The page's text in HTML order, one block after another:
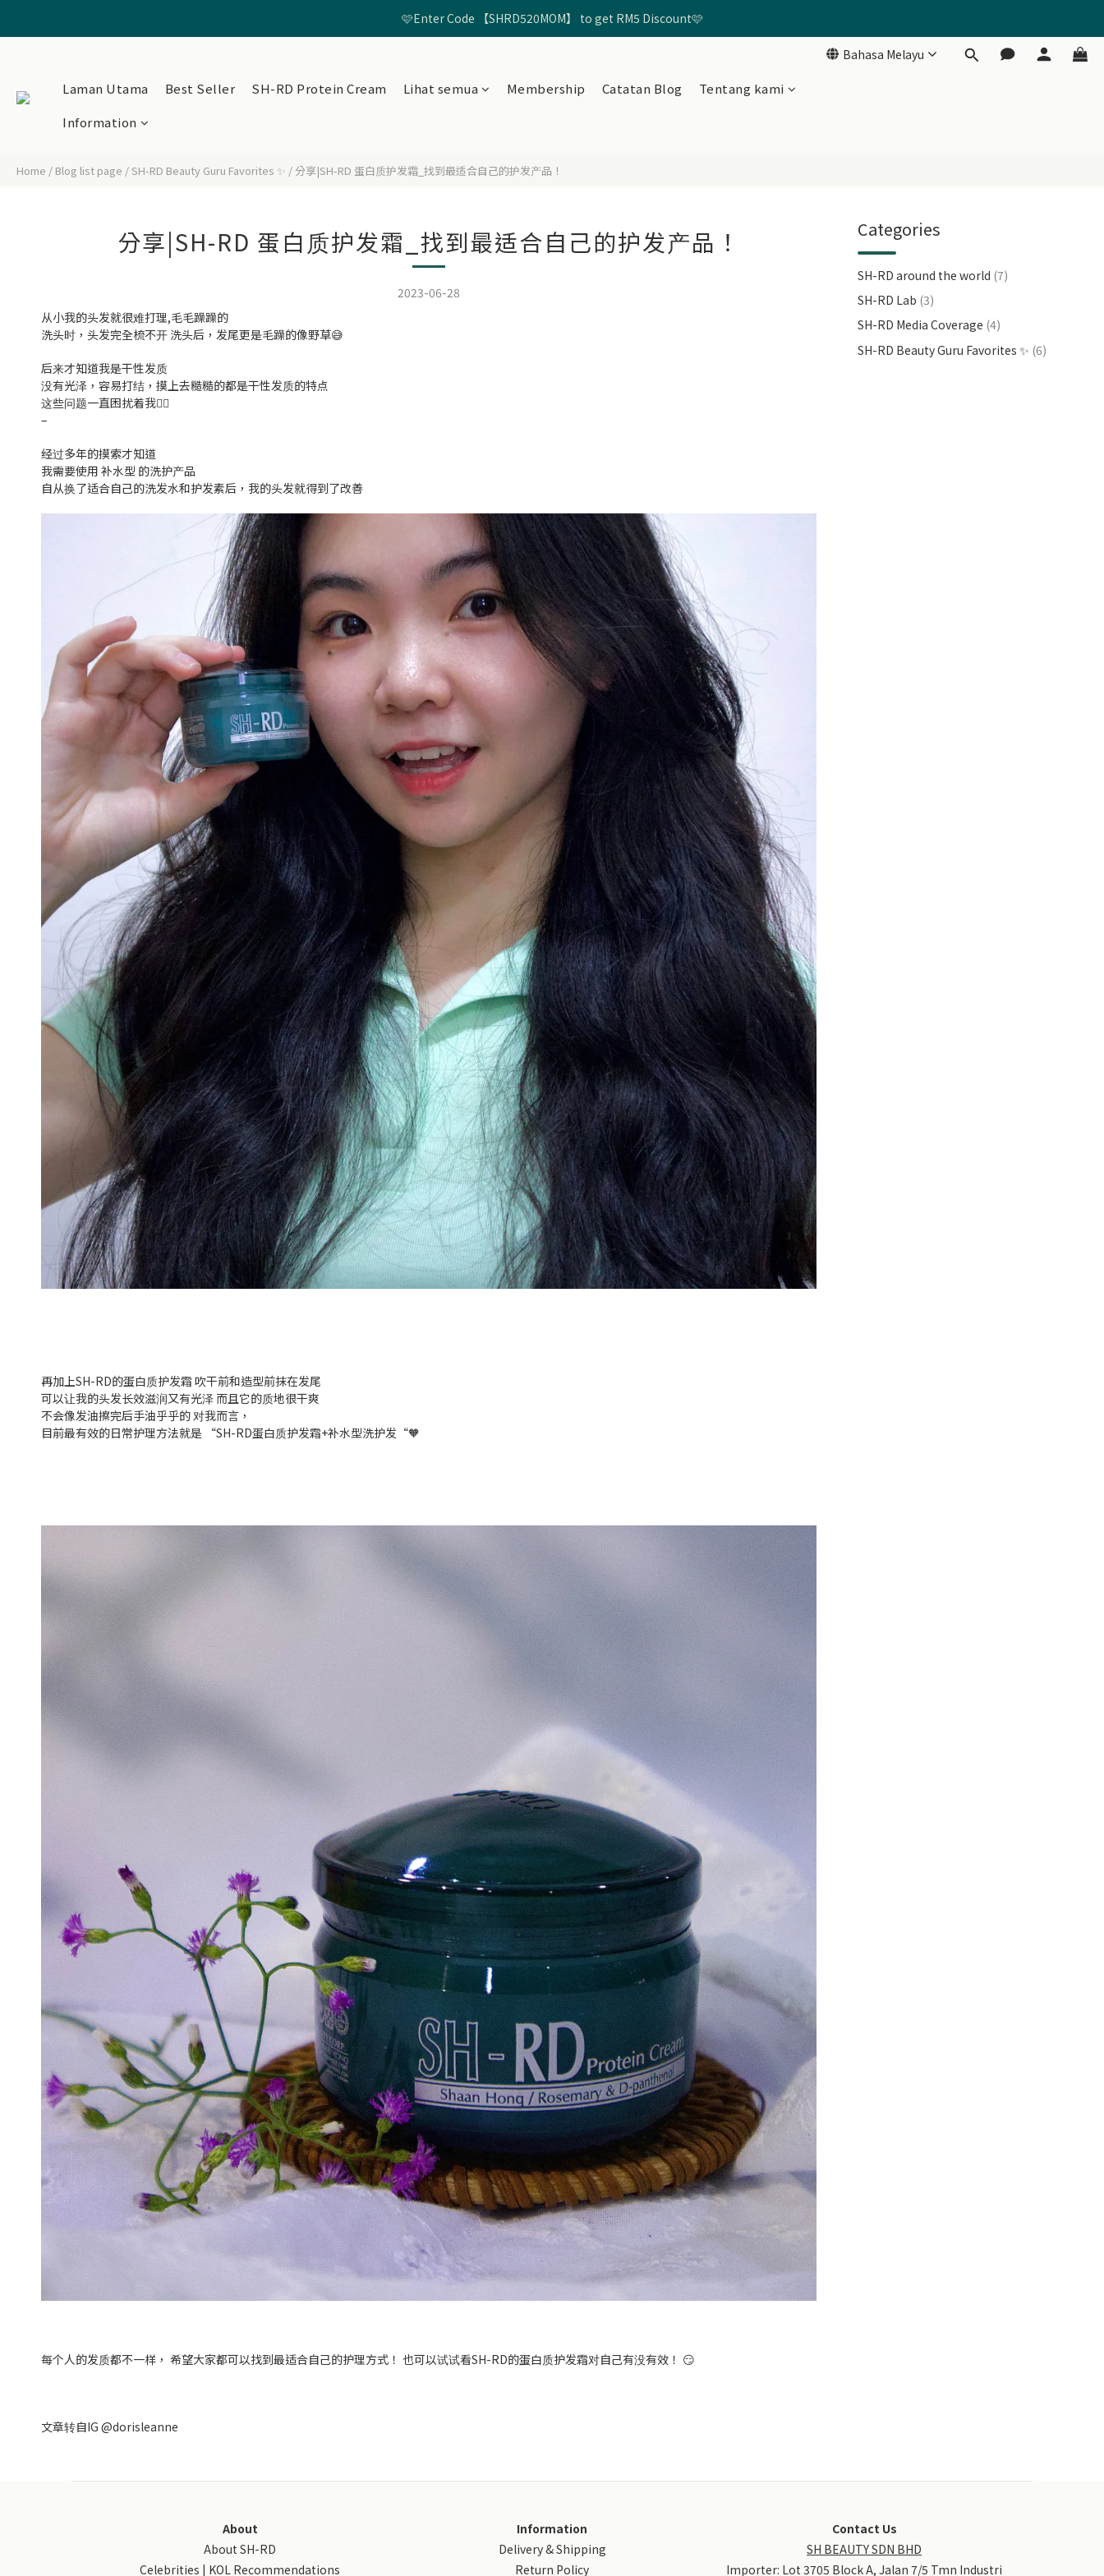
🩷Enter Code 【SHRD520MOM】 to get RM5 Discount🩷
Free Shippping untuk Semua Pesanan Melebihi RM99*🚢
Bahasa Melayu
Laman Utama Best Seller SH-RD Protein Cream Lihat semua Membership Catatan Blog
Tentang kami
Information
Home / Blog list page /SH-RD Beauty Guru Favorites ✨ / 分享|SH-RD 蛋白质护发霜_找到最适合自己的护发产品！
分享|SH-RD 蛋白质护发霜_找到最适合自己的护发产品！
2023-06-28
从小我的头发就很难打理,毛毛躁躁的
洗头时，头发完全梳不开 洗头后，发尾更是毛躁的像野草😅
后来才知道我是干性发质
没有光泽，容易打结，摸上去糙糙的都是干性发质的特点
这些问题一直困扰着我😵‍💫
–
经过多年的摸索才知道
我需要使用 补水型 的洗护产品
自从换了适合自己的洗发水和护发素后，我的头发就得到了改善
再加上SH-RD的蛋白质护发霜 吹干前和造型前抹在发尾
可以让我的头发长效滋润又有光泽 而且它的质地很干爽
不会像发油擦完后手油乎乎的 对我而言，
目前最有效的日常护理方法就是 “SH-RD蛋白质护发霜+补水型洗护发“🧡
每个人的发质都不一样， 希望大家都可以找到最适合自己的护理方式！ 也可以试试看SH-RD的蛋白质护发霜对自己有没有效！ 😏
文章转自IG @dorisleanne
Categories
SH-RD around the world (7)
SH-RD Lab (3)
SH-RD Media Coverage (4)
SH-RD Beauty Guru Favorites ✨ (6)
About
About SH-RD
Celebrities | KOL Recommendations
Information
Delivery & Shipping
Return Policy
Contact Us
SH BEAUTY SDN BHD
Importer: Lot 3705 Block A, Jalan 7/5 Tmn Industri